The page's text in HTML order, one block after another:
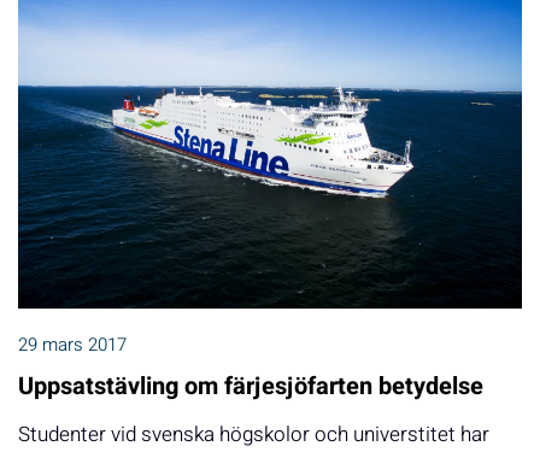
29 mars 2017
Uppsatstävling om färjesjöfarten betydelse
Studenter vid svenska högskolor och universtitet har